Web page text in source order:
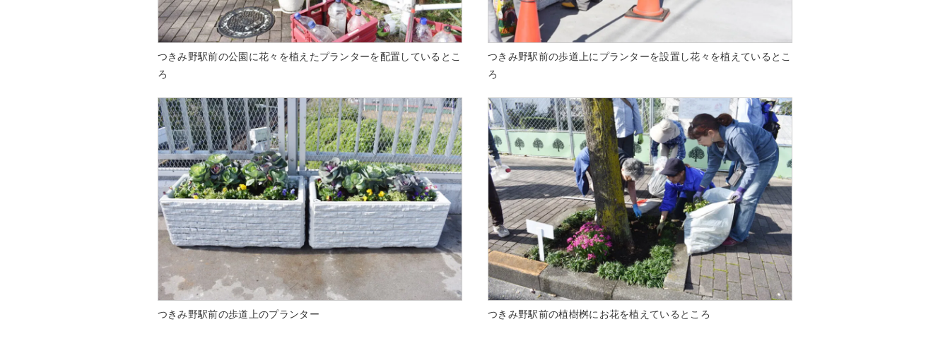
つきみ野駅前の公園に花々を植えたプランターを配置しているとこ
ろ
つきみ野駅前の歩道上にプランターを設置し花々を植えているとこ
ろ
つきみ野駅前の歩道上のプランター つきみ野駅前の植樹桝にお花を植えているところ